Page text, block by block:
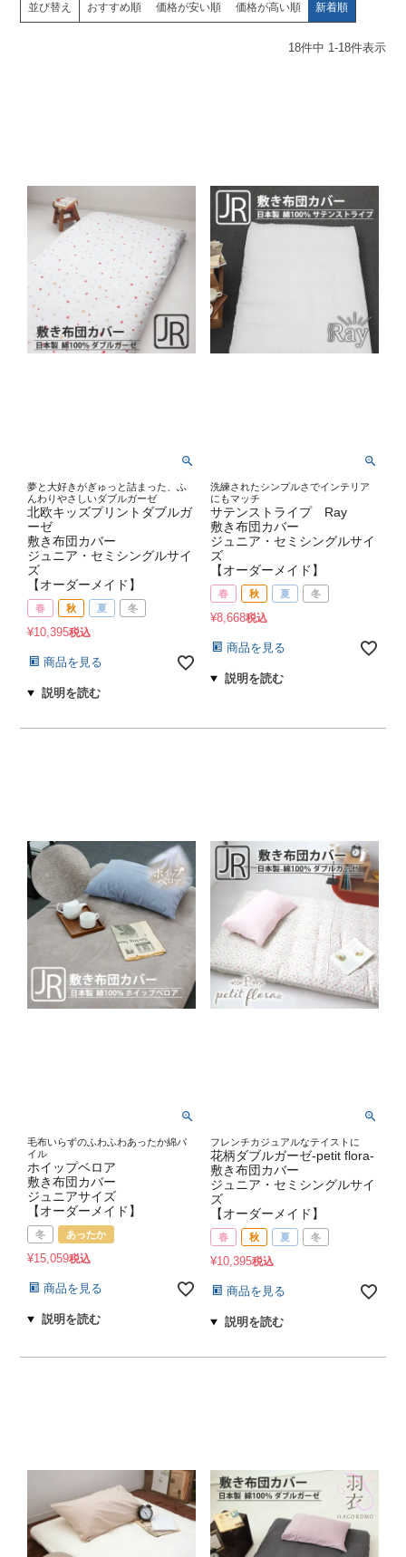
並び替え おすすめ順 価格が安い順 価格が高い順 新着順
18件中 1-18件表示
夢と大好きがぎゅっと詰まった、ふ
んわりやさしいダブルガーゼ
北欧キッズプリントダブルガ
ーゼ
敷き布団カバー
ジュニア・セミシングルサイ
ズ
【オーダーメイド】
春 秋 夏 冬
¥10,395税込
商品を見る
洗練されたシンプルさでインテリア
にもマッチ
サテンストライプ Ray
敷き布団カバー
ジュニア・セミシングルサイ
ズ
【オーダーメイド】
春 秋 夏 冬
¥8,668税込
商品を見る
毛布いらずのふわふわあったか綿パ
イル
ホイップベロア
敷き布団カバー
ジュニアサイズ
【オーダーメイド】
冬 あったか
¥15,059税込
商品を見る
フレンチカジュアルなテイストに
花柄ダブルガーゼ-petit flora-
敷き布団カバー
ジュニア・セミシングルサイ
ズ
【オーダーメイド】
春 秋 夏 冬
¥10,395税込
商品を見る